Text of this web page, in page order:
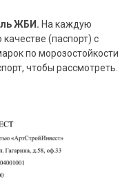
ЖБИ. На каждую
(паспорт) с
по морозостойкости
чтобы рассмотреть.